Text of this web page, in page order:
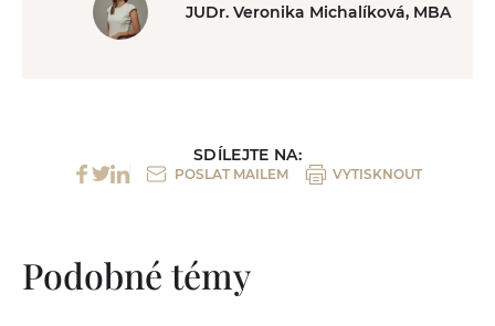
JUDr. Veronika Michalíková, MBA
SDÍLEJTE NA:
POSLAT MAILEM VYTISKNOUT
Podobné témy